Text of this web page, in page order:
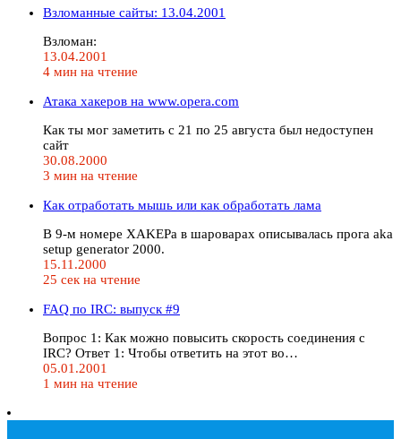
Взломанные сайты: 13.04.2001
Взломан:
13.04.2001
4 мин на чтение
Атака хакеров на www.opera.com
Как ты мог заметить с 21 по 25 августа был недоступен
сайт
30.08.2000
3 мин на чтение
Как отработать мышь или как обработать лама
В 9-м номере XAKEPa в шароварах описывалась прога aka
setup generator 2000.
15.11.2000
25 сек на чтение
FAQ по IRC: выпуск #9
Вопрос 1: Как можно повысить скорость соединения с
IRC? Ответ 1: Чтобы ответить на этот во…
05.01.2001
1 мин на чтение